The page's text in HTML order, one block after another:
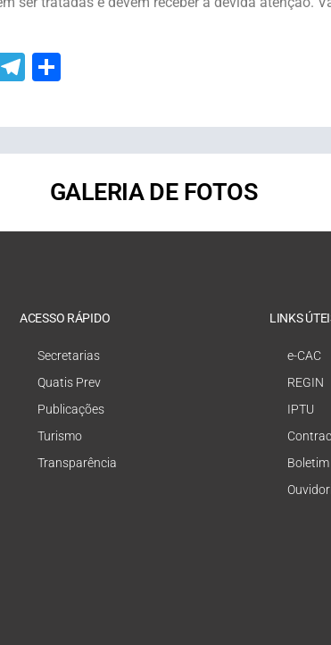
Telegram
GALERIA DE FOTOS
ACESSO RÁPIDO
Secretarias
Quatis Prev
Publicações
Turismo
Transparência
LINKS
e-CAC
REGIN
IPTU
Boletim